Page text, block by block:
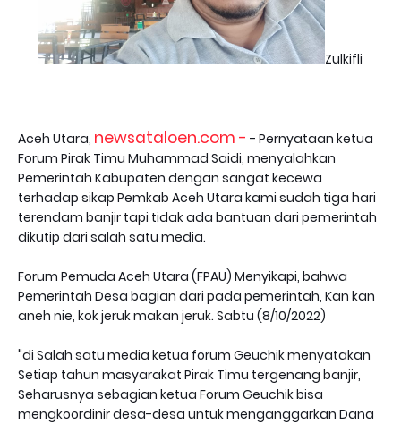
Zulkifli
Aceh Utara, newsataloen.com - - Pernyataan ketua
Forum Pirak Timu Muhammad Saidi, menyalahkan
Pemerintah Kabupaten dengan sangat kecewa
terhadap sikap Pemkab Aceh Utara kami sudah tiga hari
terendam banjir tapi tidak ada bantuan dari pemerintah
dikutip dari salah satu media.
Forum Pemuda Aceh Utara (FPAU) Menyikapi, bahwa
Pemerintah Desa bagian dari pada pemerintah, Kan kan
aneh nie, kok jeruk makan jeruk. Sabtu (8/10/2022)
"di Salah satu media ketua forum Geuchik menyatakan
Setiap tahun masyarakat Pirak Timu tergenang banjir,
Seharusnya sebagian ketua Forum Geuchik bisa
mengkoordinir desa-desa untuk menganggarkan Dana